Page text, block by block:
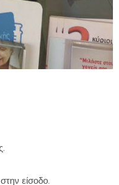
είσοδο.